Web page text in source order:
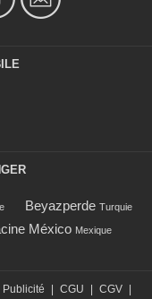
Beyazperde Turquie
México Mexique
Publicité CGU CGV